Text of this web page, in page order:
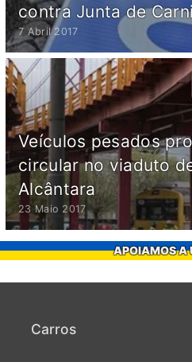
contra Junta de
7 Abril 2017
Veículos pesados
circular no viaduto
Alcântara
23 Maio 2017
APOIAMOS A
Carros